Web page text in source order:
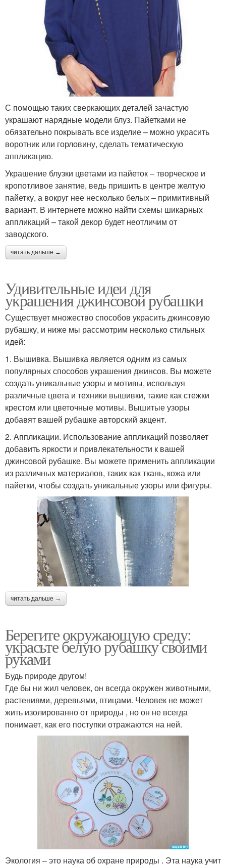
С помощью таких сверкающих деталей зачастую
украшают нарядные модели блуз. Пайетками не
обязательно покрывать все изделие – можно украсить
воротник или горловину, сделать тематическую
аппликацию.
Украшение блузки цветами из пайеток – творческое и
кропотливое занятие, ведь пришить в центре желтую
пайетку, а вокруг нее несколько белых – примитивный
вариант. В интернете можно найти схемы шикарных
аппликаций – такой декор будет неотличим от
заводского.
читать дальше →
Удивительные идеи для
украшения джинсовой рубашки
Существует множество способов украсить джинсовую
рубашку, и ниже мы рассмотрим несколько стильных
идей:
1. Вышивка. Вышивка является одним из самых
популярных способов украшения джинсов. Вы можете
создать уникальные узоры и мотивы, используя
различные цвета и техники вышивки, такие как стежки
крестом или цветочные мотивы. Вышитые узоры
добавят вашей рубашке авторский акцент.
2. Аппликации. Использование аппликаций позволяет
добавить яркости и привлекательности к вашей
джинсовой рубашке. Вы можете применить аппликации
из различных материалов, таких как ткань, кожа или
пайетки, чтобы создать уникальные узоры или фигуры.
читать дальше →
Берегите окружающую среду:
украсьте белую рубашку своими
руками
Будь природе другом!
Где бы ни жил человек, он всегда окружен животными,
растениями, деревьями, птицами. Человек не может
жить изолированно от природы , но он не всегда
понимает, как его поступки отражаются на ней.
Экология – это наука об охране природы . Эта наука учит